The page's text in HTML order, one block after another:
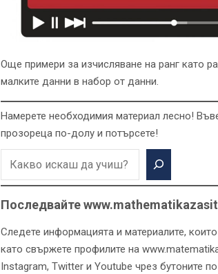
Още примери за изчисляване на ранг като
малките данни в набор от данни.
Намерете необходимия материал лесно!
прозореца по-долу и потърсете!
Последвайте
Следете информацията и материалите,
като свържете профилите на
Instagram, Twitter и Youtube чрез бутоните